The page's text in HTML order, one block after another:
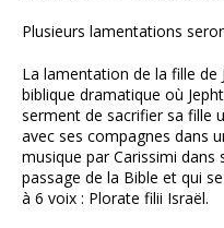
Plusieurs lamentations
La lamentation de la fille de
biblique dramatique où
serment de sacrifier sa fille
avec ses compagnes dans
musique par Carissimi
passage de la Bible et qui
à 6 voix : Plorate filii Israël.